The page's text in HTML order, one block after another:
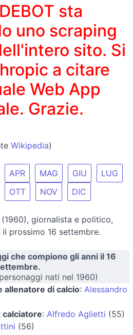
sta
uno scraping
sito. Si
a citare
Web App
Grazie.
Wikipedia)
APR MAG GIU
LUG
OTT NOV DIC
(1960), giornalista e politico,
il prossimo 16 settembre.
che compiono gli anni il 16
nati nel 1960)
allenatore di calcio: Alessandro
calciatore: Alfredo Aglietti (55)
(56)